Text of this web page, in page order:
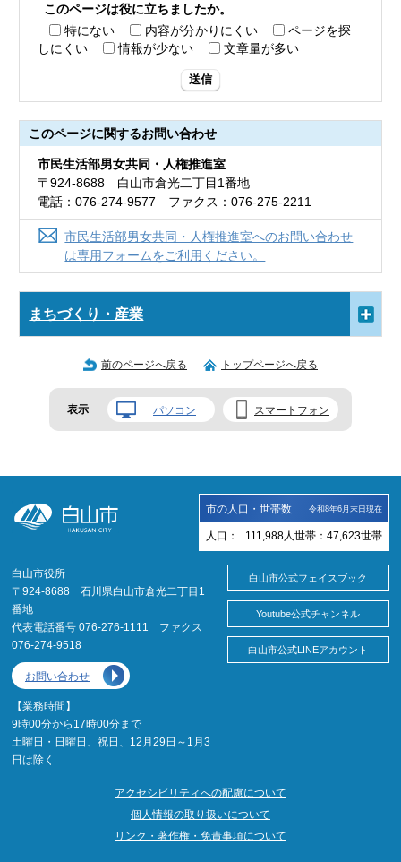
このページは役に立ちましたか。
特にない
内容が分かりにくい
ページを探
しにくい
情報が少ない 文章量が多い
送信
このページに関するお問い合わせ
市民生活部男女共同・人権推進室
〒924-8688 白山市倉光二丁目1番地
電話：076-274-9577 ファクス：076-275-2211
市民生活部男女共同・人権推進室へのお問い合わせ
は専用フォームをご利用ください。
まちづくり・産業
前のページへ戻る トップページへ戻る
表示 パソコン スマートフォン
市の人口・世帯数 令和8年6月末日現在
人口： 111,988 人 世帯： 47,623世帯
白山市役所
〒924-8688 石川県白山市倉光二丁目1
番地
代表電話番号 076-276-1111 ファクス
076-274-9518
お問い合わせ
【業務時間】
9時00分から17時00分まで
土曜日・日曜日、祝日、12月29日～1月3
日は除く
白山市公式フェイスブック
Youtube公式チャンネル
白山市公式LINEアカウント
アクセシビリティへの配慮について
個人情報の取り扱いについて
リンク・著作権・免責事項について